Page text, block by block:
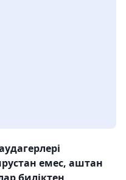
емес, аштан